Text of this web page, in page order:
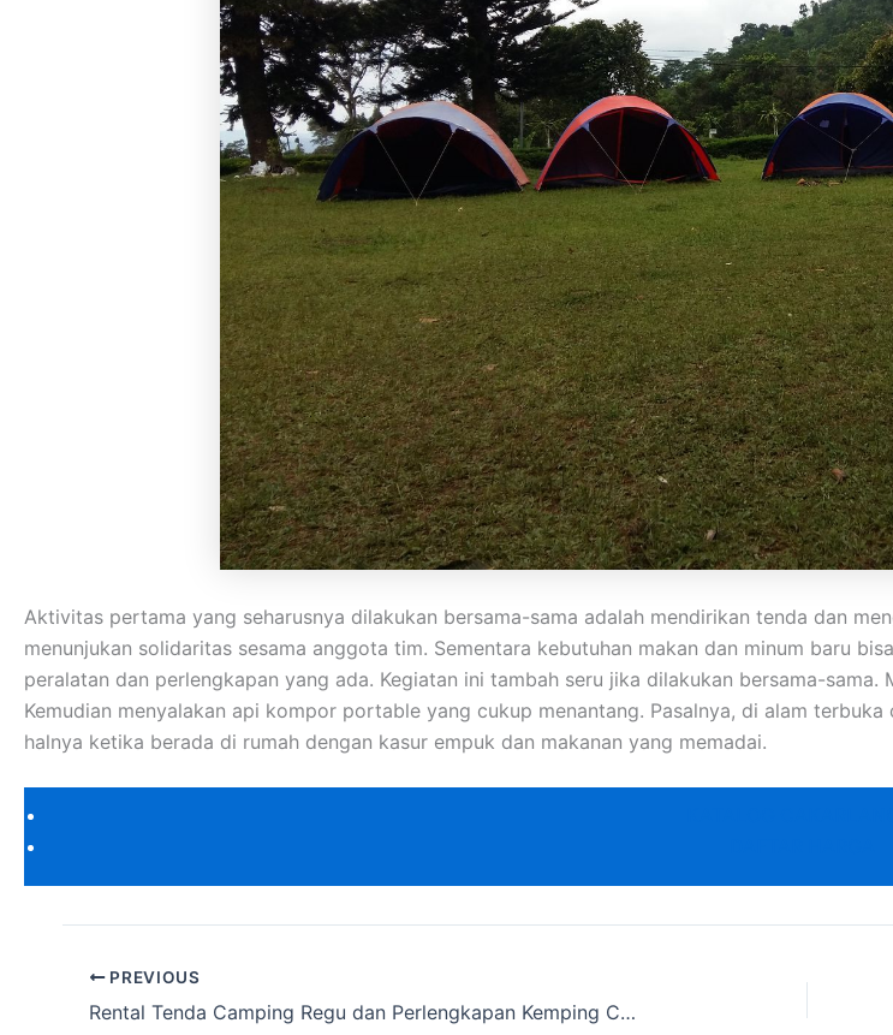
Aktivitas pertama yang seharusnya dilakukan bersama-sama adalah mendirikan tenda dan
menunjukan solidaritas sesama anggota tim. Sementara kebutuhan makan dan minum baru
peralatan dan perlengkapan yang ada. Kegiatan ini tambah seru jika dilakukan bersama-
Kemudian menyalakan api kompor portable yang cukup menantang. Pasalnya, di alam
halnya ketika berada di rumah dengan kasur empuk dan makanan yang memadai.
PREVIOUS
Rental Tenda Camping Regu dan Perlengkapan Kemping Cakarlangit Ready Banyak